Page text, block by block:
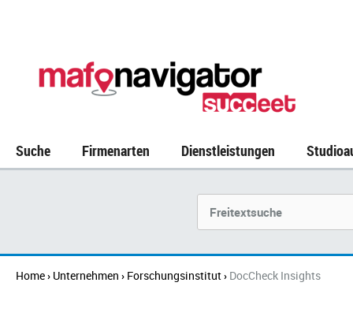
Suche Firmenarten Dienstleistungen
Home› Unternehmen › Forschungsinstitut› DocCheck Insights